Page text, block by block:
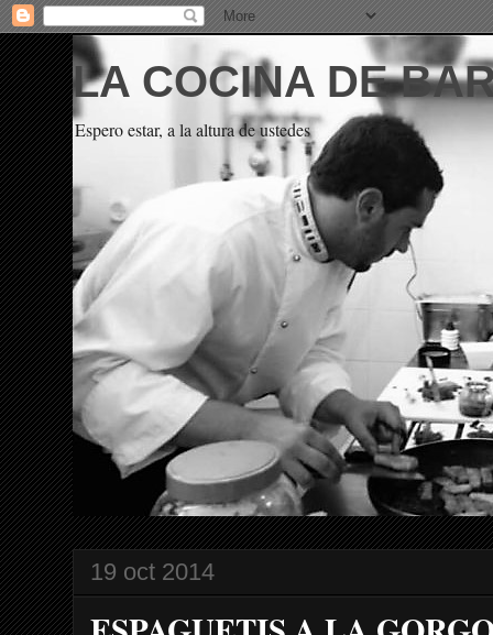
LA COCINA DE
Espero estar, a la altura de ustedes
19 oct 2014